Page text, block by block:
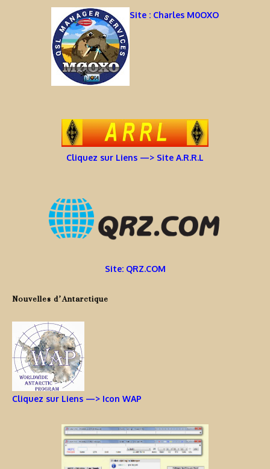
Site : Charles M0OXO
Cliquez sur Liens —> Site A.R.R.L
Site: QRZ.COM
Nouvelles d’Antarctique
Cliquez sur Liens —> Icon WAP